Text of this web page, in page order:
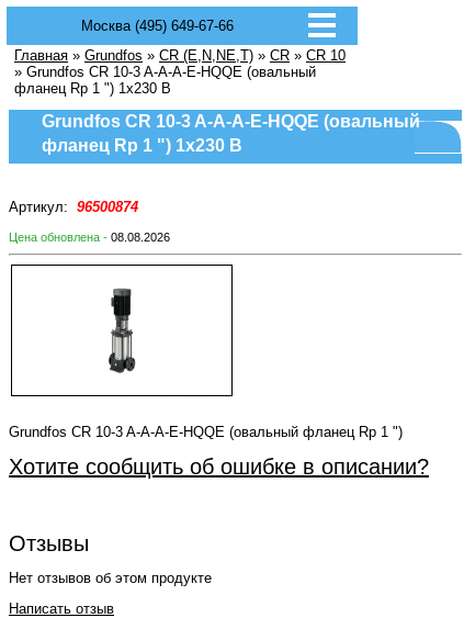
Москва (495) 649-67-66
Главная » Grundfos » CR (E,N,NE,T) » CR » CR 10
» Grundfos CR 10-3 A-A-A-E-HQQE (овальный
фланец Rp 1 ") 1х230 В
Grundfos CR 10-3 A-A-A-E-HQQE (овальный
фланец Rp 1 ") 1х230 В
Артикул: 96500874
Цена обновлена - 08.08.2026
Grundfos CR 10-3 A-A-A-E-HQQE (овальный фланец Rp 1 ")
Хотите сообщить об ошибке в описании?
Отзывы
Нет отзывов об этом продукте
Написать отзыв